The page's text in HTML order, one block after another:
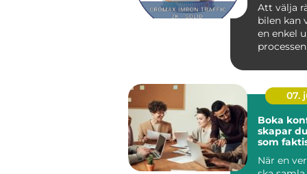
Att välja
bilen kan
en enkel
07.
Boka
skapar
som
När en